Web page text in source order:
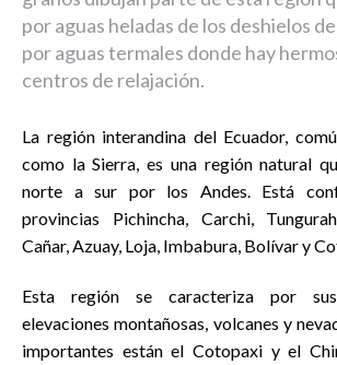
por aguas heladas de los deshielos
por aguas termales donde hay
centros de relajación.
La región interandina del Ecuador,
como la Sierra, es una región natural
norte a sur por los Andes. Está
provincias Pichincha, Carchi,
Cañar, Azuay, Loja, Imbabura, Bolívar y
Esta región se caracteriza por sus
elevaciones montañosas, volcanes y
importantes están el Cotopaxi y el